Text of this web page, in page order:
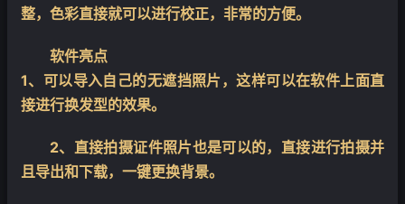
整，色彩直接就可以进行校正，非常的方便。
软件亮点
1、可以导入自己的无遮挡照片，这样可以在软件上面直
接进行换发型的效果。
2、直接拍摄证件照片也是可以的，直接进行拍摄并
且导出和下载，一键更换背景。